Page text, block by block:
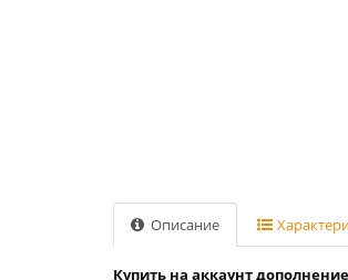
Описание
Купить на аккаунт